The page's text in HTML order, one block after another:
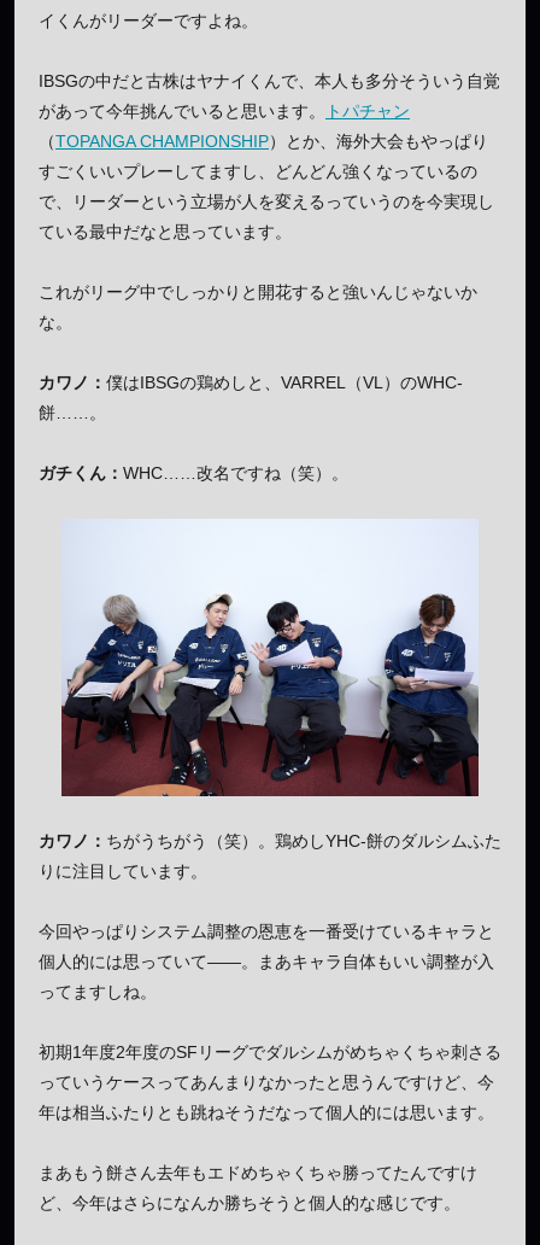
イくんがリーダーですよね。
IBSGの中だと古株はヤナイくんで、本人も多分そういう自覚
があって今年挑んでいると思います。
トパチャン
（TOPANGA CHAMPIONSHIP）とか、海外大会もやっぱり
すごくいいプレーしてますし、どんどん強くなっているの
で、リーダーという立場が人を変えるっていうのを今実現し
ている最中だなと思っています。
これがリーグ中でしっかりと開花すると強いんじゃないか
な。
カワノ： 僕はIBSGの鶏めしと、VARREL（VL）のWHC-
餅……。
ガチくん： WHC……改名ですね（笑）。
カワノ： ちがうちがう（笑）。鶏めしYHC-餅のダルシムふた
りに注目しています。
今回やっぱりシステム調整の恩恵を一番受けているキャラと
個人的には思っていて——。まあキャラ自体もいい調整が入
ってますしね。
初期1年度2年度のSFリーグでダルシムがめちゃくちゃ刺さる
っていうケースってあんまりなかったと思うんですけど、今
年は相当ふたりとも跳ねそうだなって個人的には思います。
まあもう餅さん去年もエドめちゃくちゃ勝ってたんですけ
ど、今年はさらになんか勝ちそうと個人的な感じです。